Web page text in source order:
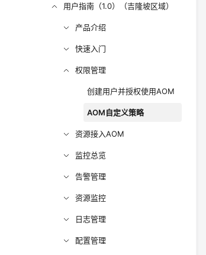
用户指南（1.0）（吉隆坡区域）
产品介绍
快速入门
权限管理
创建用户并授权使用AOM
AOM自定义策略
资源接入AOM
监控总览
告警管理
资源监控
日志管理
配置管理